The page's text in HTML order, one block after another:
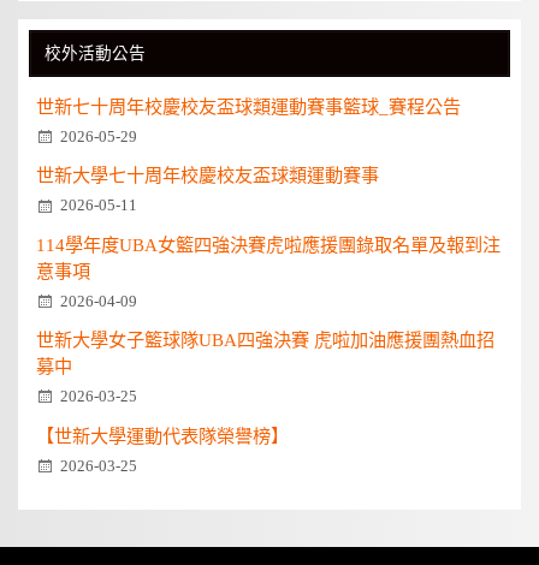
校外活動公告
世新七十周年校慶校友盃球類運動賽事籃球_賽程公告
2026-05-29
世新大學七十周年校慶校友盃球類運動賽事
2026-05-11
114學年度UBA女籃四強決賽虎啦應援團錄取名單及報到注
意事項
2026-04-09
世新大學女子籃球隊UBA四強決賽 虎啦加油應援團熱血招
募中
2026-03-25
【世新大學運動代表隊榮譽榜】
2026-03-25